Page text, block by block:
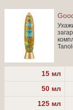
15 мл
50 мл
125 мл